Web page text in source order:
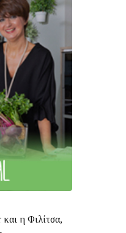
η Φιλίτσα,